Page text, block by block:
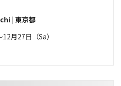
| 東京都
月27日（Sa）